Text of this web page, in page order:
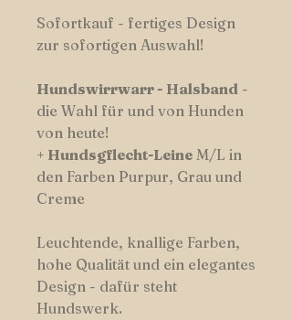
Sofortkauf - fertiges Design
zur sofortigen Auswahl!
Hundswirrwarr- Halsband -
die Wahl für und von Hunden
von heute!
+ Hundsgflecht-Leine M/L in
den Farben Purpur, Grau und
Creme
Leuchtende, knallige Farben,
hohe Qualität und ein elegantes
Design - dafür steht
Hundswerk.